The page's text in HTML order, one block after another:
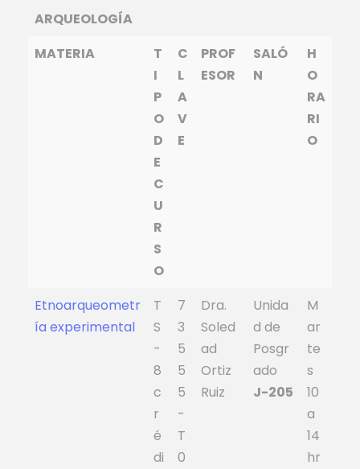
ARQUEOLOGÍA
MATERIA
T
I
P
O
D
E
C
U
R
S
O
C
L
A
V
E
PROF
ESOR
SALÓ
N
H
O
RA
RI
O
Etnoarqueometr
ía experimental
T
S
-
8
c
r
é
di
7
3
5
5
5
-
T
0
Dra.
Soled
ad
Ortiz
Ruiz
Unida
d de
Posgr
ado
J-205
M
ar
te
s
10
a
14
hr